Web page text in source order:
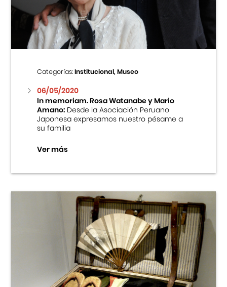
Centro Cultural Peruano Japonés
Cursos
Museo de la Inmigración Japonesa
Fondo Editorial
Teatro Peruano Japonés
Categorías:Institucional, Museo
06/05/2020
In memoriam. Rosa Watanabe y Mario
Amano:Desde la Asociación Peruano
Japonesa expresamos nuestro pésame a
su familia
Ver más